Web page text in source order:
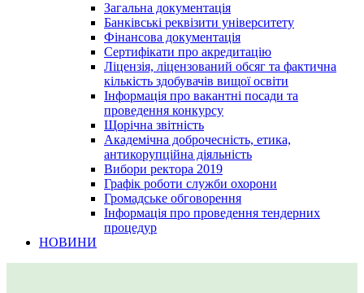
Загальна документація
Банківські реквізити університету
Фінансова документація
Сертифікати про акредитацію
Ліцензія, ліцензований обсяг та фактична
кількість здобувачів вищої освіти
Інформація про вакантні посади та
проведення конкурсу
Щорічна звітність
Академічна доброчесність, етика,
антикорупційна діяльність
Вибори ректора 2019
Графік роботи служби охорони
Громадське обговорення
Інформація про проведення тендерних
процедур
НОВИНИ